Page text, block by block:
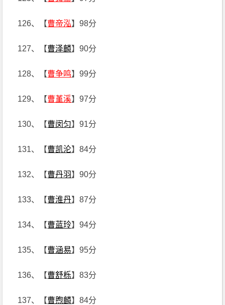
126、【曹帝泓】98分
127、【曹泽麟】90分
128、【曹争鸣】99分
129、【曹堇溪】97分
130、【曹闵匀】91分
131、【曹凯沦】84分
132、【曹丹羽】90分
133、【曹淮丹】87分
134、【曹蓝玲】94分
135、【曹涵易】95分
136、【曹舒栎】83分
137、【曹煦麟】84分